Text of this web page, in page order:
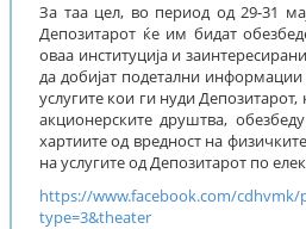
За таа цел, во период од 29-31
Депозитарот ќе им бидат
оваа институција и
да добијат подетални
услугите кои ги нуди
акционерските друштва,
хартиите од вредност на
на услугите од Депозитарот по
https://www.facebook.com/cdhvmk/
type=3&theater